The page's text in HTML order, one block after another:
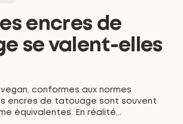
encres de
se valent-elles
conformes aux normes
encres de tatouage sont souvent
équivalentes. En réalité...